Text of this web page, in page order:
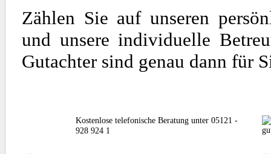
Zählen Sie auf unseren
und unsere individuelle
Gutachter sind genau dann für
Kostenlose telefonische Beratung unter 05121 -
928 924 1